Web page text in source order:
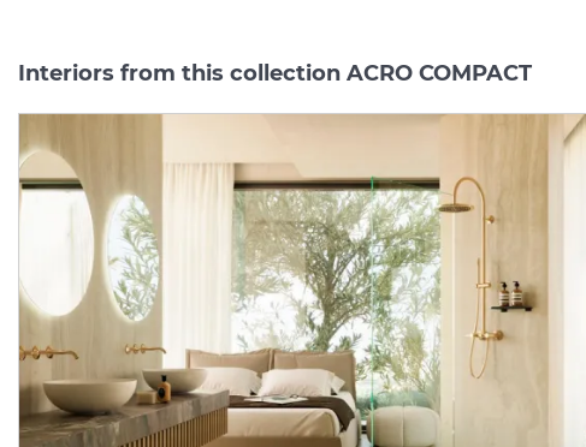
Interiors from this collection ACRO COMPACT
ACRO COMPACT, Унітаз
підвісний 49 см, Rimless з
кріпленням, white (100370309)
Manufacturer:
NOKEN
ACRO COMPACT Сидіння
для унітазу з функцією
Manufacturer: